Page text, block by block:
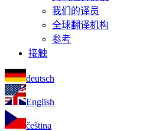
我们的译员
全球翻译机构
参考
接触
deutsch
English
čeština